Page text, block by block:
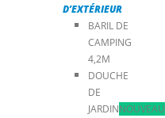
D’EXTÉRIEUR
BARIL DE
CAMPING
4,2M
DOUCHE
DE
JARDINNOUVEAU